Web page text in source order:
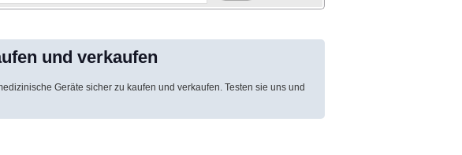
und verkaufen
Geräte sicher zu kaufen und verkaufen. Testen sie uns und